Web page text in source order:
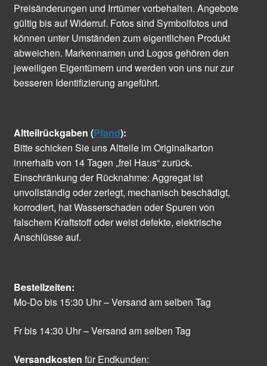
Preisänderungen und Irrtümer vorbehalten. Angebote
gültig bis auf Widerruf. Fotos sind Symbolfotos und
können unter Umständen zum eigentlichen Produkt
abweichen. Markennamen und Logos gehören den
jeweiligen Eigentümern und werden von uns nur zur
besseren Identifizierung angeführt.
Altteilrückgaben (Pfand):
Bitte schicken Sie uns Altteile im Originalkarton
innerhalb von 14 Tagen „frei Haus“ zurück.
Einschränkung der Rücknahme: Aggregat ist
unvollständig oder zerlegt, mechanisch beschädigt,
korrodiert, hat Wasserschaden oder Spuren von
falschem Kraftstoff oder weist defekte, elektrische
Anschlüsse auf.
Bestellzeiten:
Mo-Do bis 15:30 Uhr – Versand am selben Tag
Fr bis 14:30 Uhr – Versand am selben Tag
Versandkosten für Endkunden: